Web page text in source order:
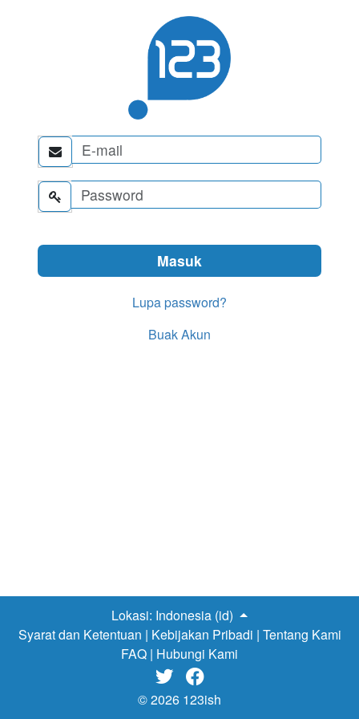


Lupa password?
Buak Akun
Lokasi: Indonesia (id)
Syarat dan Ketentuan | Kebijakan Pribadi | Tentang Kami
FAQ | Hubungi Kami
 
© 2026 123ish